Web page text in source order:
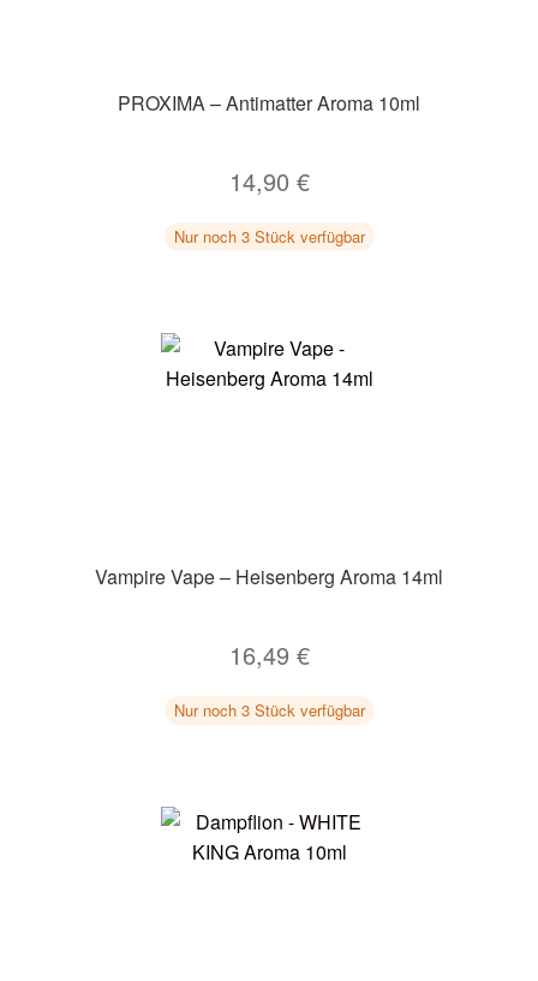
PROXIMA – Antimatter Aroma 10ml
14,90 €
Nur noch 3 Stück verfügbar
Vampire Vape – Heisenberg Aroma 14ml
16,49 €
Nur noch 3 Stück verfügbar